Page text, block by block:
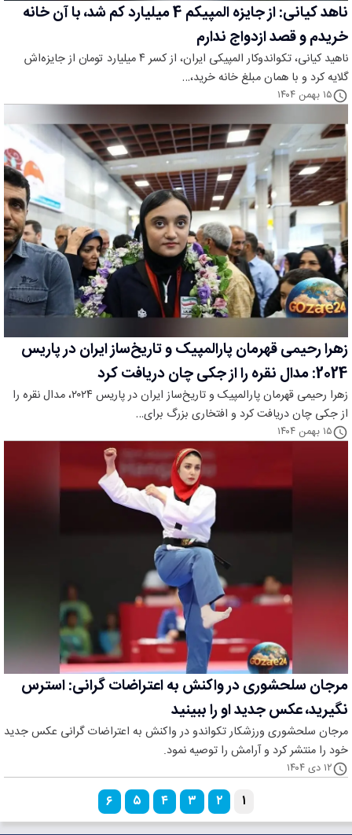
ناهد کیانی: از جایزه المپیکم 4 میلیارد کم شد، با آن خانه
خریدم و قصد ازدواج ندارم
ناهید کیانی، تکواندوکار المپیکی ایران، از کسر ۴ میلیارد تومان از جایزه‌اش
گلایه کرد و با همان مبلغ خانه خرید،…
۱۵ بهمن ۱۴۰۴
زهرا رحیمی قهرمان پارالمپیک و تاریخ‌ساز ایران در پاریس
2024: مدال نقره را از جکی چان دریافت کرد
زهرا رحیمی قهرمان پارالمپیک و تاریخ‌ساز ایران در پاریس ۲۰۲۴، مدال نقره را
از جکی چان دریافت کرد و افتخاری بزرگ برای…
۱۵ بهمن ۱۴۰۴
مرجان سلحشوری در واکنش به اعتراضات گرانی: استرس
نگیرید، عکس جدید او را ببینید
مرجان سلحشوری ورزشکار تکواندو در واکنش به اعتراضات گرانی عکس جدید
خود را منتشر کرد و آرامش را توصیه نمود.
۱۲ دی ۱۴۰۴
۱ ۲ ۳ ۴ ۵ ۶